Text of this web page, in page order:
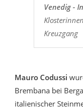
Venedig -
Kreuzgang
Mauro Codussi
Brembana bei
italienischer